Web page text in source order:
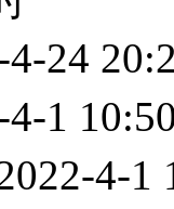
4-24
4-1
4-1